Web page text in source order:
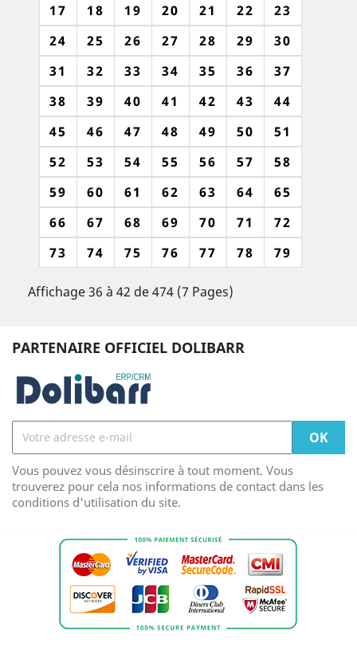
17
18 19 20 21 22
23
24
25 26 27 28 29
30
31
32 33 34 35 36
37
38
39 40 41 42 43
44
45
46 47 48 49 50
51
52
53 54 55 56 57
58
59
60 61 62 63 64
65
66
67 68 69 70 71
72
73
74 75 76 77 78 79
Affichage 36 à 42 de 474 (7 Pages)
PARTENAIRE OFFICIEL DOLIBARR
Vous pouvez vous désinscrire à tout moment. Vous
trouverez pour cela nos informations de contact dans les
conditions d'utilisation du site.